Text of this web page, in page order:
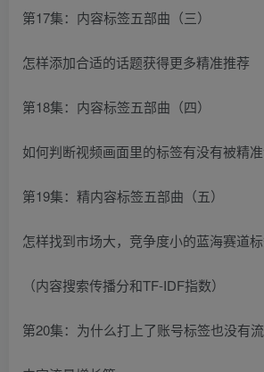
第17集：内容标签五部曲（三）
怎样添加合适的话题获得更多精准推荐
第18集：内容标签五部曲（四）
如何判断视频画面里的标签有没有被精
第19集：精内容标签五部曲（五）
怎样找到市场大，竞争度小的蓝海赛道
（内容搜索传播分和TF-IDF指数）
第20集：为什么打上了账号标签也没有